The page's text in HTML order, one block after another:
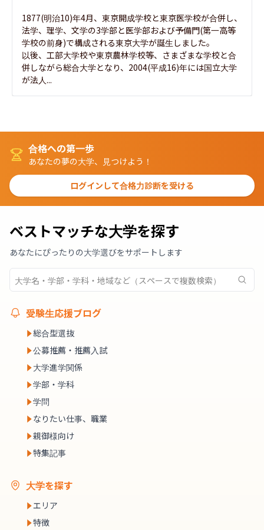
1877(明治10)年4月、東京開成学校と東京医学校が合併し、
法学、理学、文学の3学部と医学部および予備門(第一高等
学校の前身)で構成される東京大学が誕生しました。
以後、工部大学校や東京農林学校等、さまざまな学校と合
併しながら総合大学となり、2004(平成16)年には国立大学
が法人...
合格への第一歩
あなたの夢の大学、見つけよう！
ログインして合格力診断を受ける
ベストマッチな大学を探す
あなたにぴったりの大学選びをサポートします
受験生応援ブログ
総合型選抜
公募推薦・推薦入試
大学進学関係
学部・学科
学問
なりたい仕事、職業
親御様向け
特集記事
大学を探す
エリア
特徴